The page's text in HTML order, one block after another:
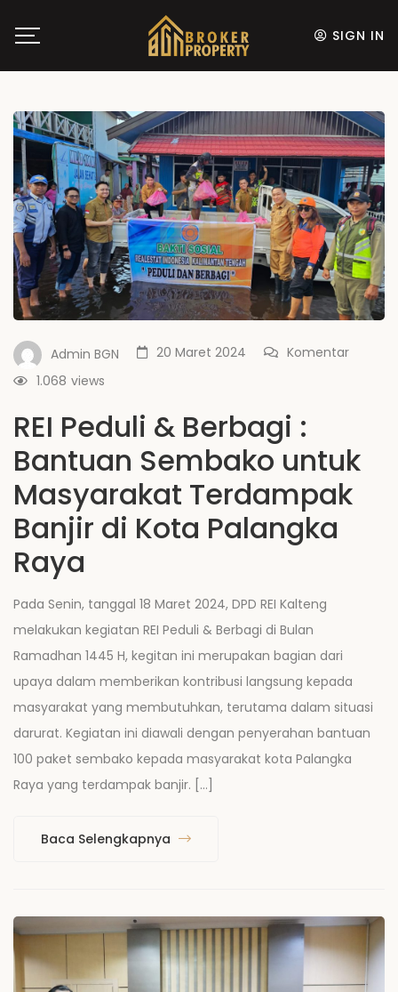
SIGN IN
Admin BGN 20 Maret 2024
Komentar
views
1.068
REI Peduli & Berbagi :
Bantuan Sembako untuk
Masyarakat Terdampak
Banjir di Kota Palangka
Raya
Pada Senin, tanggal 18 Maret 2024, DPD REI Kalteng
melakukan kegiatan REI Peduli & Berbagi di Bulan
Ramadhan 1445 H, kegitan ini merupakan bagian dari
upaya dalam memberikan kontribusi langsung kepada
masyarakat yang membutuhkan, terutama dalam situasi
darurat. Kegiatan ini diawali dengan penyerahan bantuan
100 paket sembako kepada masyarakat kota Palangka
Raya yang terdampak banjir. […]
Baca Selengkapnya